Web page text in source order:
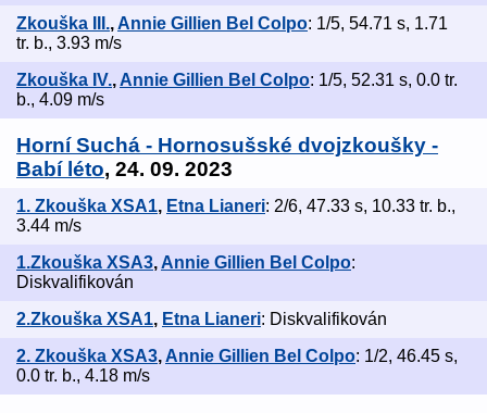
Zkouška III.,Annie Gillien Bel Colpo: 1/5, 54.71 s, 1.71
tr. b., 3.93 m/s
Zkouška IV., Annie Gillien Bel Colpo: 1/5, 52.31 s, 0.0 tr.
b., 4.09 m/s
Horní Suchá - Hornosušské dvojzkoušky -
Babí léto, 24. 09. 2023
1. Zkouška XSA1, Etna Lianeri: 2/6, 47.33 s, 10.33 tr. b.,
3.44 m/s
1.Zkouška XSA3, Annie Gillien Bel Colpo:
Diskvalifikován
2.Zkouška XSA1, Etna Lianeri: Diskvalifikován
2. Zkouška XSA3, Annie Gillien Bel Colpo: 1/2, 46.45 s,
0.0 tr. b., 4.18 m/s